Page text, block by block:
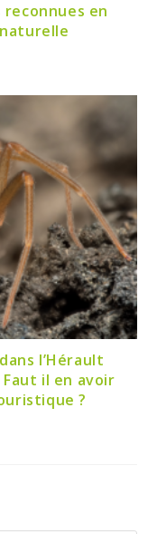
reconnues en
l’Hérault
il en avoir
?